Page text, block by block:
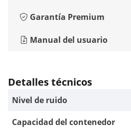
Garantía Premium
Manual del usuario
Detalles técnicos
Nivel de ruido
Capacidad del contenedor